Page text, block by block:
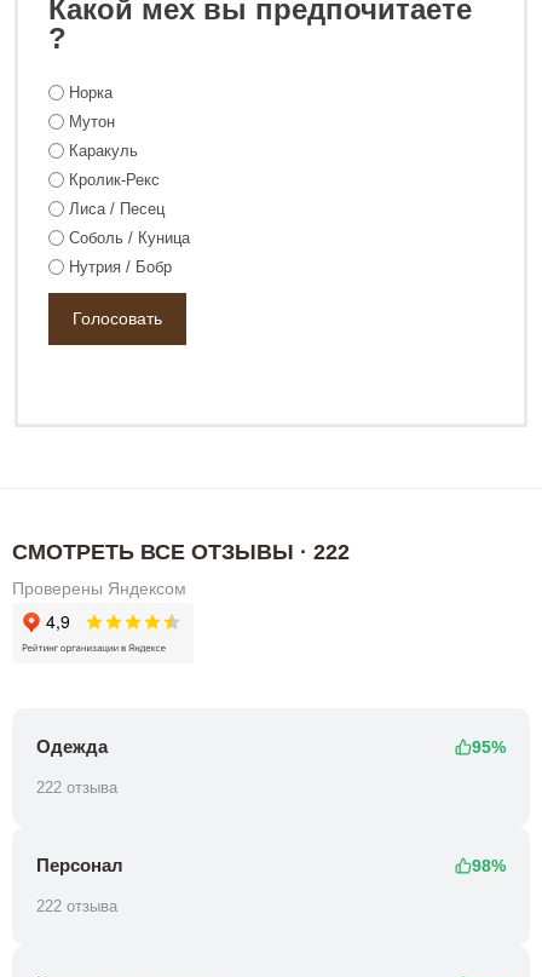
47 800 ₽
Какой мех вы предпочитаете
?
Норка
Мутон
Каракуль
Кролик-Рекс
Лиса / Песец
Соболь / Куница
Нутрия / Бобр
СМОТРЕТЬ ВСЕ ОТЗЫВЫ · 222
Проверены Яндексом
Одежда 95%
222 отзыва
Персонал 98%
222 отзыва